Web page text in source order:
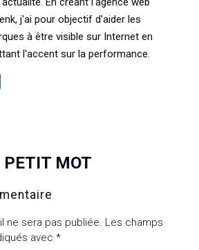
j'ai pour objectif d'aider les
à être visible sur Internet en
l'accent sur la performance.
PETIT MOT
ne sera pas publiée. Les champs
avec *